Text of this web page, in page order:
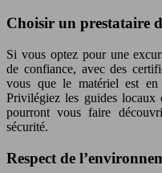
Choisir un prestataire
Si vous optez pour une
de confiance, avec des
vous que le matériel est
Privilégiez les guides
pourront vous faire
sécurité.
Respect de